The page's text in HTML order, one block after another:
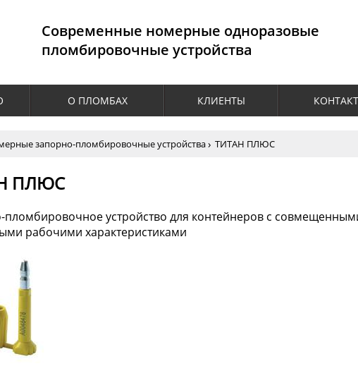
Cовременные номерные одноразовые
пломбировочные устройства
О ПЛОМБАХ КЛИЕНТЫ
запорно-пломбировочные устройства ТИТАН ПЛЮС
ПЛЮС
пломбировочное устройство для контейнеров с
рабочими характеристиками